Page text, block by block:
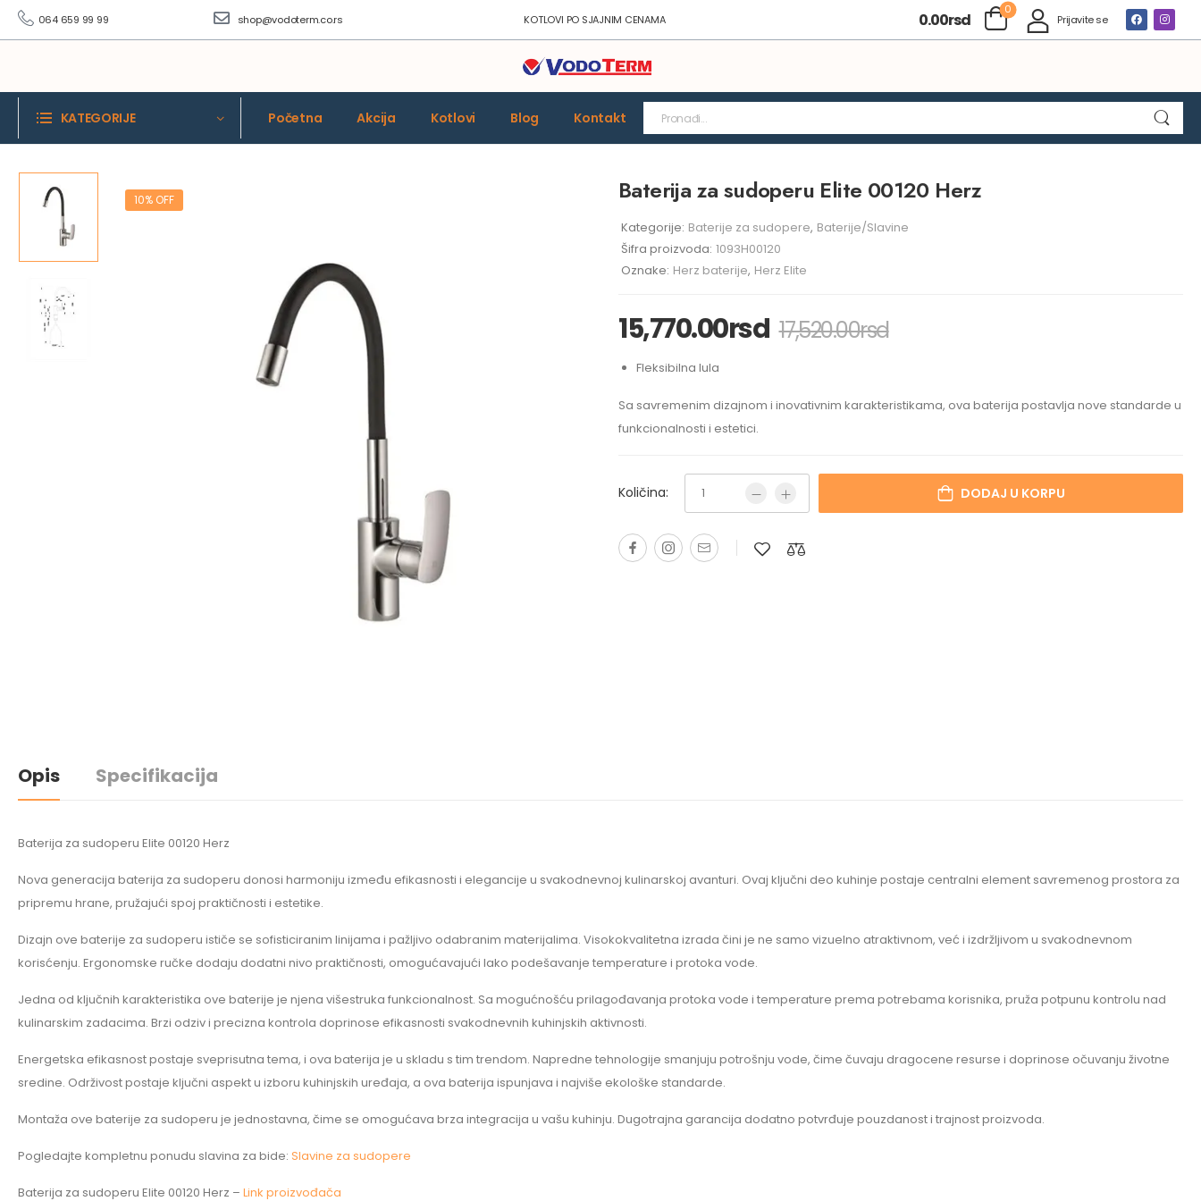
064 659 99 99 shop@vodoterm.co.rs KOTLOVI PO SJAJNIM CENAMA 0.00rsd
0
Prijavite se
KATEGORIJE Početna Akcija Kotlovi Blog Kontakt
10% OFF Baterija za sudoperu Elite 00120 Herz
Kategorije: Baterije za sudopere, Baterije/Slavine
Šifra proizvoda: 1093H00120
Oznake: Herz baterije, Herz Elite
15,770.00rsd 17,520.00rsd
Fleksibilna lula
Sa savremenim dizajnom i inovativnim karakteristikama, ova baterija postavlja nove standarde u
funkcionalnosti i estetici.
Količina: DODAJ U KORPU
Opis Specifikacija
Baterija za sudoperu Elite 00120 Herz
Nova generacija baterija za sudoperu donosi harmoniju između efikasnosti i elegancije u svakodnevnoj kulinarskoj avanturi. Ovaj ključni deo kuhinje postaje centralni element savremenog prostora za
pripremu hrane, pružajući spoj praktičnosti i estetike.
Dizajn ove baterije za sudoperu ističe se sofisticiranim linijama i pažljivo odabranim materijalima. Visokokvalitetna izrada čini je ne samo vizuelno atraktivnom, već i izdržljivom u svakodnevnom
korisćenju. Ergonomske ručke dodaju dodatni nivo praktičnosti, omogućavajući lako podešavanje temperature i protoka vode.
Jedna od ključnih karakteristika ove baterije je njena višestruka funkcionalnost. Sa mogućnošću prilagođavanja protoka vode i temperature prema potrebama korisnika, pruža potpunu kontrolu nad
kulinarskim zadacima. Brzi odziv i precizna kontrola doprinose efikasnosti svakodnevnih kuhinjskih aktivnosti.
Energetska efikasnost postaje sveprisutna tema, i ova baterija je u skladu s tim trendom. Napredne tehnologije smanjuju potrošnju vode, čime čuvaju dragocene resurse i doprinose očuvanju životne
sredine. Održivost postaje ključni aspekt u izboru kuhinjskih uređaja, a ova baterija ispunjava i najviše ekološke standarde.
Montaža ove baterije za sudoperu je jednostavna, čime se omogućava brza integracija u vašu kuhinju. Dugotrajna garancija dodatno potvrđuje pouzdanost i trajnost proizvoda.
Pogledajte kompletnu ponudu slavina za bide: Slavine za sudopere
Baterija za sudoperu Elite 00120 Herz – Link proizvođača